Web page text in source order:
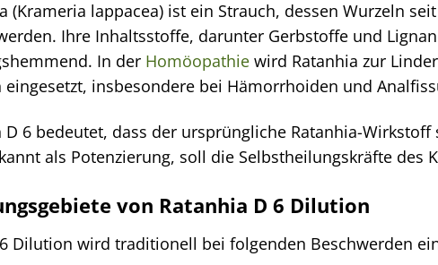
(Krameria lappacea) ist ein Strauch, dessen Wurzeln
Ihre Inhaltsstoffe, darunter Gerbstoffe und
In der Homöopathie wird Ratanhia zur
eingesetzt, insbesondere bei Hämorrhoiden und
6 bedeutet, dass der ursprüngliche Ratanhia-
als Potenzierung, soll die Selbstheilungskräfte
von Ratanhia D 6 Dilution
Dilution wird traditionell bei folgenden Beschwerden